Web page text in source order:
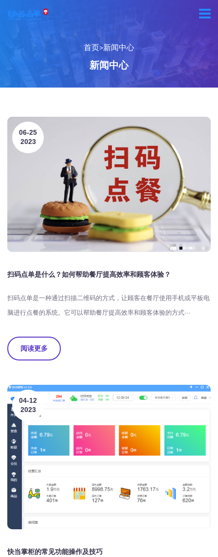
首页>新闻中心
新闻中心
06-25
2023
扫码点单是什么？如何帮助餐厅提高效率和顾客体验？
扫码点单是一种通过扫描二维码的方式，让顾客在餐厅使用手机或平板电
脑进行点餐的系统。它可以帮助餐厅提高效率和顾客体验的方式···
阅读更多
04-12
2023
快当掌柜的常见功能操作及技巧